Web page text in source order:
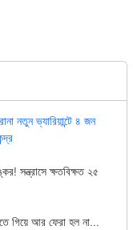
ভ্যারিয়ান্টে ৪ জন
গিয়ে আর ফেরা হল না...